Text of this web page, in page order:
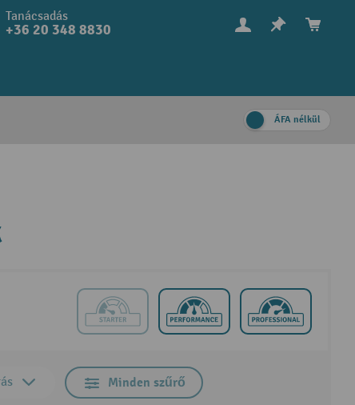
Tanácsadás
+36 20 348 8830
ÁFA nélkül
Minden szűrő